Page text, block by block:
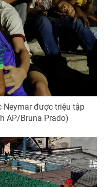
Neymar được triệu tập
AP/Bruna Prado)